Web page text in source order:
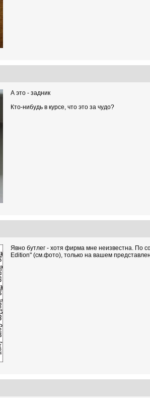
А это - задник
Кто-нибудь в курсе, что это за чудо?
Явно бутлег - хотя фирма мне неизвестна. По
Edition" (см.фото), только на вашем